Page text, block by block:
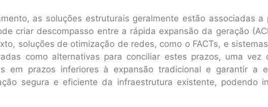
as soluções estruturais geralmente estão associadas a
criar descompasso entre a rápida expansão da geração
soluções de otimização de redes, como o FACTs, e
como alternativas para conciliar estes prazos, uma vez
em prazos inferiores à expansão tradicional e garantir a
segura e eficiente da infraestrutura existente, podendo